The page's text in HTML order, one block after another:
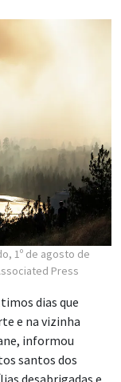
1º de agosto de
Press
dias que
e na vizinha
informou
santos dos
desabrigadas e